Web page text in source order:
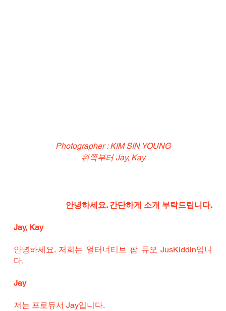
Photographer : KIM SIN YOUNG
왼쪽부터 Jay, Kay
안녕하세요. 간단하게 소개 부탁드립니다.
Jay, Kay
안녕하세요. 저희는 얼터너티브 팝 듀오 JusKiddin입니
다.
Jay
저는 프로듀서 Jay입니다.